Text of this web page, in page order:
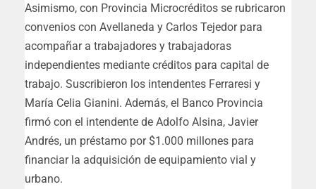
Asimismo, con Provincia Microcréditos se rubricaron
convenios con Avellaneda y Carlos Tejedor para
acompañar a trabajadores y trabajadoras
independientes mediante créditos para capital de
trabajo. Suscribieron los intendentes Ferraresi y
María Celia Gianini. Además, el Banco Provincia
firmó con el intendente de Adolfo Alsina, Javier
Andrés, un préstamo por $1.000 millones para
financiar la adquisición de equipamiento vial y
urbano.